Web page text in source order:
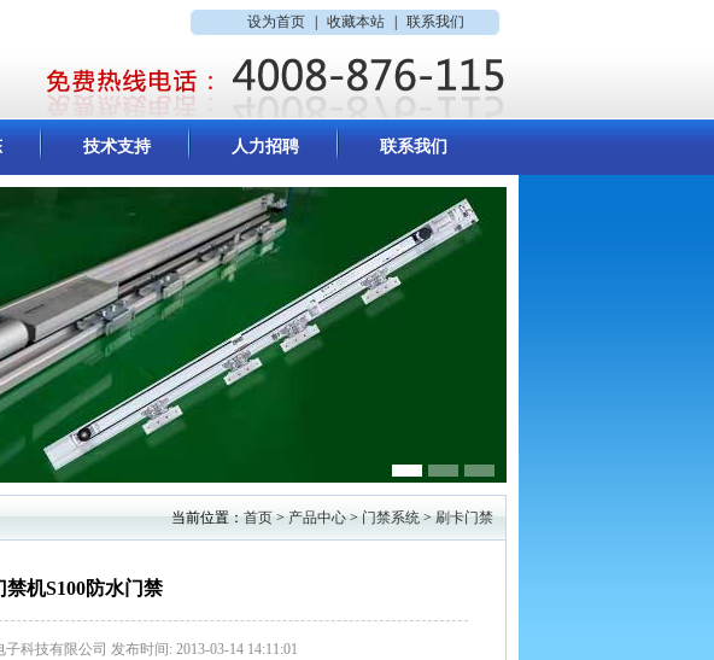
设为首页 收藏本站 联系我们
技术支持 人力招聘 联系我们
当前位置：首页>产品中心>门禁系统>刷卡门禁
机S100防水门禁
科技有限公司 发布时间: 2013-03-14 14:11:01